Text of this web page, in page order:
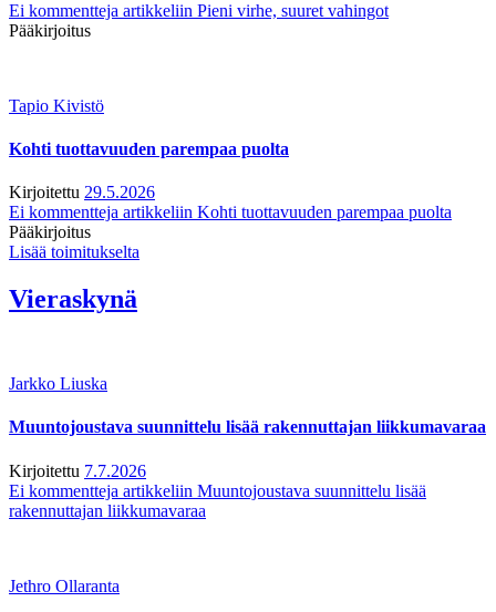
Ei kommentteja artikkeliin Pieni virhe, suuret vahingot
Pääkirjoitus
Tapio Kivistö
Kohti tuottavuuden parempaa puolta
Kirjoitettu 29.5.2026
Ei kommentteja artikkeliin Kohti tuottavuuden parempaa puolta
Pääkirjoitus
Lisää toimitukselta
Vieraskynä
Jarkko Liuska
Muuntojoustava suunnittelu lisää rakennuttajan liikkumavaraa
Kirjoitettu 7.7.2026
Ei kommentteja artikkeliin Muuntojoustava suunnittelu lisää
rakennuttajan liikkumavaraa
Jethro Ollaranta